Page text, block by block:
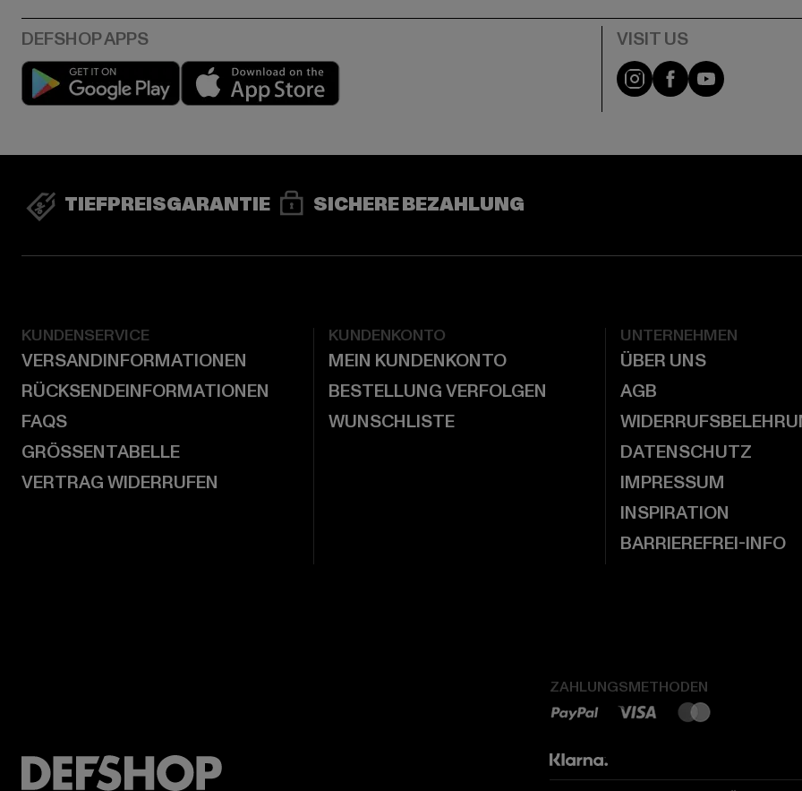
Play market Visit our Instagram
Visit ourVisit our
TIEFPREISGARANTIE SICHERE BEZAHLUNG
KUNDENSERVICE
VERSANDINFORMATIONEN
RÜCKSENDEINFORMATIONEN
FAQS
GRÖSSENTABELLE
VERTRAG WIDERRUFEN
KUNDENKONTO
MEIN KUNDENKONTO
BESTELLUNG VERFOLGEN
WUNSCHLISTE
UNTERNEHMEN
ÜBER UNS
AGB
DATENSCHUTZ
IMPRESSUM
INSPIRATION
BARRIEREFREI-INFO
ZAHLUNGSMETHODEN